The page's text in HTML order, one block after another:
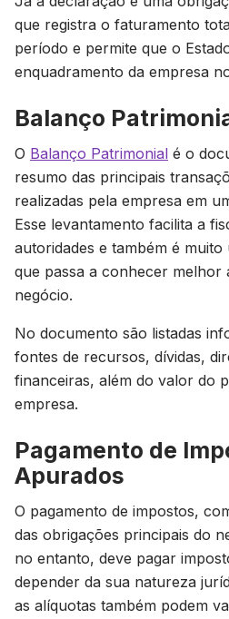
que registra o faturamento
período e permite que o
enquadramento da empresa
Balanço
O Balanço Patrimonial é o
resumo das principais
realizadas pela empresa em
Esse levantamento facilita a
autoridades e também é
que passa a conhecer melhor
negócio.
No documento são listadas
fontes de recursos, dívidas,
financeiras, além do valor do
empresa.
Pagamento de
Apurados
O pagamento de impostos,
das obrigações principais do
no entanto, deve pagar
depender da sua natureza
as alíquotas também podem